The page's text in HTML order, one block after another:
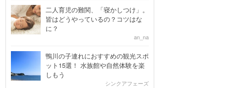
二人育児の難関、「寝かしつけ」。
皆はどうやっているの？コツはな
に？
an_na
鴨川の子連れにおすすめの観光スポ
ット15選！ 水族館や自然体験を楽
しもう
シンクアフェーズ